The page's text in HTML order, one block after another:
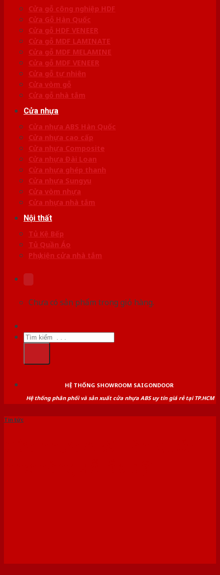
Cửa gỗ công nghiệp HDF
Cửa Gỗ Hàn Quốc
Cửa gỗ HDF VENEER
Cửa gỗ MDF LAMINATE
Cửa gỗ MDF MELAMINE
Cửa gỗ MDF VENEER
Cửa gỗ tự nhiên
Cửa vòm gỗ
Cửa gỗ nhà tắm
Cửa nhựa
Cửa nhựa ABS Hàn Quốc
Cửa nhựa cao cấp
Cửa nhựa Composite
Cửa nhựa Đài Loan
Cửa nhựa ghép thanh
Cửa nhựa Sungyu
Cửa vòm nhựa
Cửa nhựa nhà tắm
Nội thất
Tủ Kệ Bếp
Tủ Quần Áo
Phụ kiện cửa nhà tắm
Chưa có sản phẩm trong giỏ hàng.
Tìm
kiếm:
HỆ THỐNG SHOWROOM SAIGONDOOR
Hệ thống phân phối và sản xuất cửa nhựa ABS uy tín giá rẻ tại TP.HCM
Tin tức